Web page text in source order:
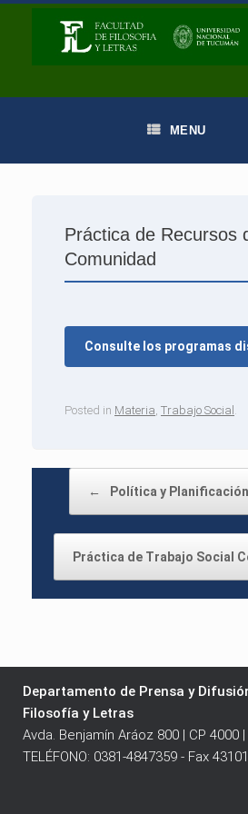
MENU
Práctica de Recursos
Comunidad
Consulte los programas
Posted in Materia Trabajo Social
← Política y
Práctica de Trabajo Social
Departamento de Prensa y
Filosofía y Letras
Avda. Benjamín Aráoz 800 | CP 4000
TELÉFONO: 0381-4847359 - Fax